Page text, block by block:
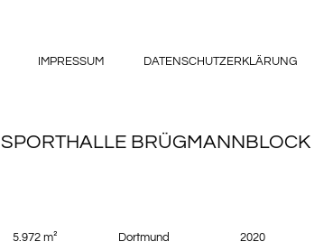
IMPRESSUM DATENSCHUTZERKLÄRUNG
SPORTHALLE BRÜGMANNBLOCK
5.972 m² Dortmund 2020